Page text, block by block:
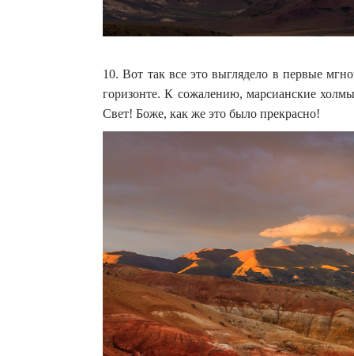
10. Вот так все это выглядело в первые
горизонте. К сожалению, марсианские
Свет! Боже, как же это было прекрасно!